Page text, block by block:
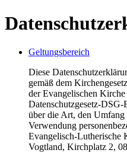
Geltungsbereich
Diese
gemäß dem
der Evangelischen
Datenschutzgesetz-
über die Art, den
Verwendung
Evangelisch-Lutherische
Vogtland, Kirchplatz 2,